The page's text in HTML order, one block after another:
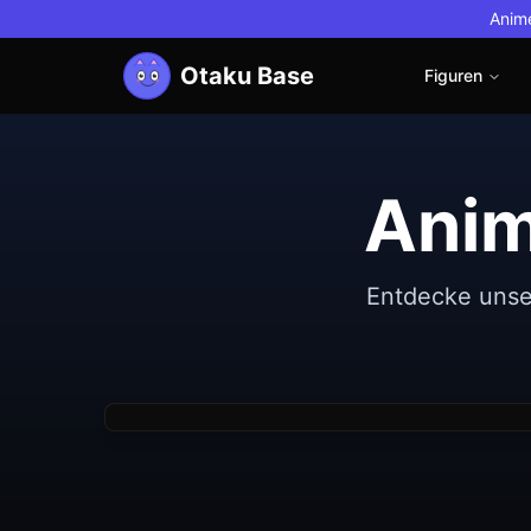
Otaku Base Figuren
Entdecke
Nendoroid Pretender/Oberon Vortigern